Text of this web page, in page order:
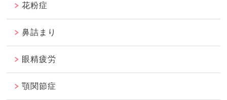
花粉症
鼻詰まり
眼精疲労
顎関節症